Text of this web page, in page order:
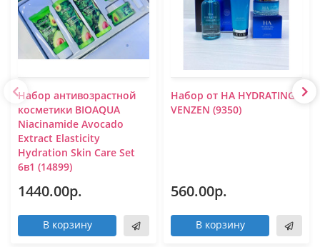
Набор антивозрастной
косметики BIOAQUA
Niacinamide Avocado
Extract Elasticity
Hydration Skin Care Set
6в1 (14899)
1440.00р.
В корзину
Набор от HA HYDRATING
VENZEN (9350)
560.00р.
В корзину